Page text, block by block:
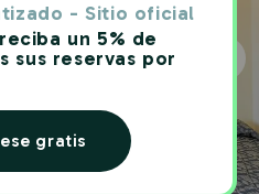
- Sitio oficial
un 5% de
sus reservas por
gratis